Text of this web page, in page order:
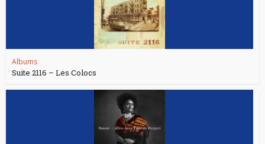
Albums
Suite 2116 – Les Colocs